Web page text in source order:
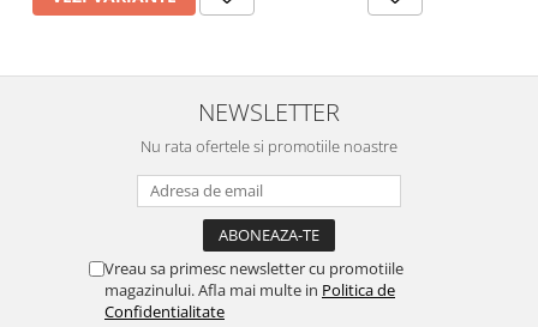
NEWSLETTER
Nu rata ofertele si promotiile noastre
Vreau sa primesc newsletter cu promotiile
magazinului. Afla mai multe in Politica de
Confidentialitate